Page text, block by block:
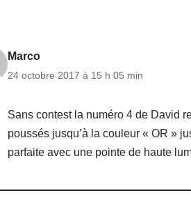
Marco
24 octobre 2017 à 15 h 05 min
Sans contest la numéro 4 de David
poussés jusqu’à la couleur « OR »
parfaite avec une pointe de haute